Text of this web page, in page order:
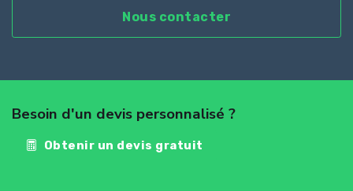
Nous contacter
Besoin d'un devis personnalisé ?
Obtenir un devis gratuit